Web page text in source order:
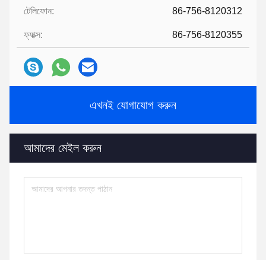
টেলিফোন: 86-756-8120312
ফ্যাক্স: 86-756-8120355
এখনই যোগাযোগ করুন
আমাদের মেইল ​​করুন